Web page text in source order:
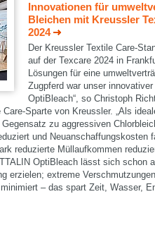
Innovationen für
Bleichen mit Kreussler
2024
Der Kreussler Textile Care-
auf der Texcare 2024 in
Lösungen für eine
Zugpferd war unser
OptiBleach“, so Christoph
Sparte von Kreussler. „Als
zu aggressiven
und Neuanschaffungskosten
reduzierte Müllaufkommen
OptiBleach lässt sich schon
erzielen; extreme
– das spart Zeit, Wasser,